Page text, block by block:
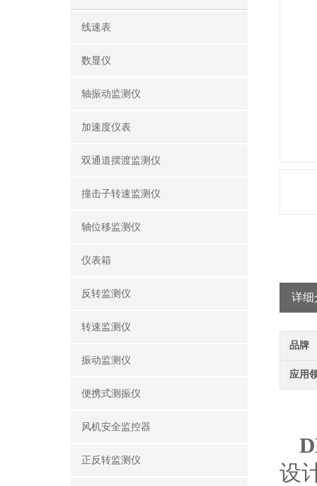
线速表
数显仪
轴振动监测仪
加速度仪表
双通道摆渡监测仪
撞击子转速监测仪
轴位移监测仪
仪表箱
反转监测仪
转速监测仪
振动监测仪
便携式测振仪
风机安全监控器
正反转监测仪
详细
品牌
应用
设